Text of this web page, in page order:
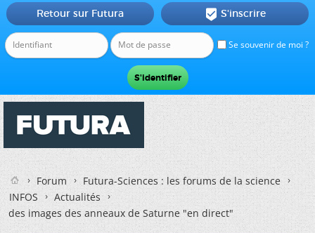
Se souvenir de moi ?
Retour sur Futura  S'inscrire
Forum
Futura-Sciences : les forums de la science
INFOS
Actualités
des images des anneaux de Saturne "en direct"